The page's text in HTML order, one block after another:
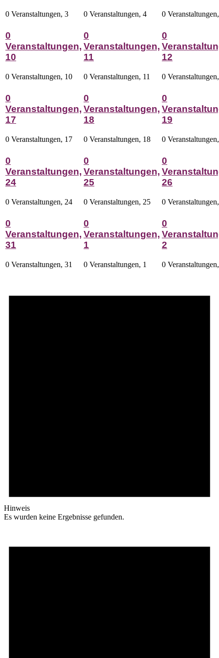
0 Veranstaltungen, 3 0 Veranstaltungen, 4 0
0
Veranstaltungen,
10
0 Veranstaltungen, 10
0
Veranstaltungen,
11
0 Veranstaltungen, 11
0
12
0
0
Veranstaltungen,
17
0 Veranstaltungen, 17
0
Veranstaltungen,
18
0 Veranstaltungen, 18
0
19
0
0
Veranstaltungen,
24
0 Veranstaltungen, 24
0
Veranstaltungen,
25
0 Veranstaltungen, 25
0
26
0
0
Veranstaltungen,
31
0 Veranstaltungen, 31
0
Veranstaltungen,
1
0 Veranstaltungen, 1
0
2
0
Hinweis
Es wurden keine Ergebnisse gefunden.